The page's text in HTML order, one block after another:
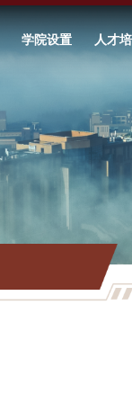
学院设置 人才